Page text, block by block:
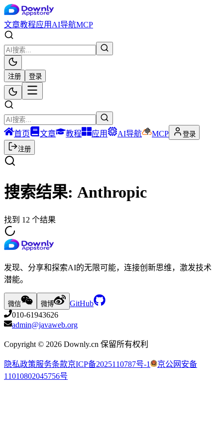
文章教程应用 AI导航MCP
注册 登录
首页 文章 教程 应用 AI导航 MCP
登录
注册
搜索结果: Anthropic
找到 12 个结果
发现、分享和探索AI的无限可能，连接创新思维，激发技术
潜能。
微信 微博
GitHub
010-61943626
admin@javaweb.org
Copyright © 2026 Downly.cn 保留所有权利
隐私政策服务条款京ICP备2025110787号-1
京公网安备
11010802045756号